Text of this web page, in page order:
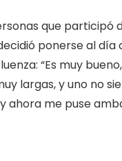
que participó
ponerse al
“Es muy
largas, y uno no
ahora me puse